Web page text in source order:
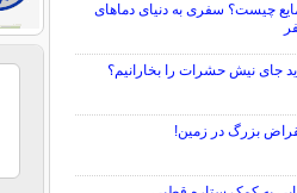
چیست؟ سفری به دنیای دماهای
جای نیش حشرات را بخارانیم؟
بزرگ در زمین!